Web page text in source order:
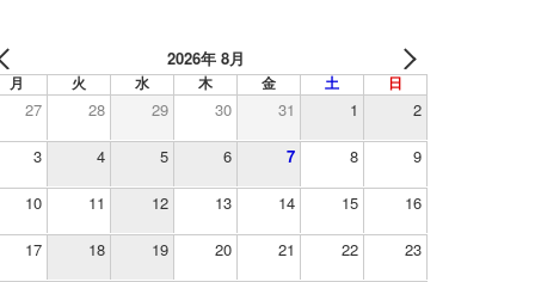
2026年 8月
月 火 水 木 金 土 日
27 28 29 30 31 1 2
3 4 5 6 7 8 9
10 11 12 13 14 15 16
17 18 19 20 21 22 23